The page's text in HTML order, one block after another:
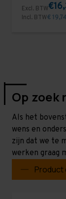
Excl. BTW
Incl. BTW€ 19,74
Op zoek
Als het
wens en
zijn dat we te
werken graag
Product